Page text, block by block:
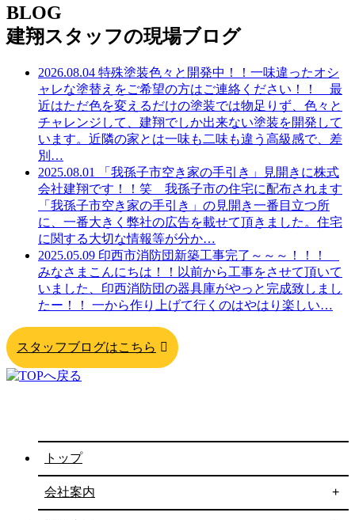
BLOG
建翔スタッフの現場ブログ
2026.08.04 特殊塗装色々と開発中！！一味違ったオシ
ャレな塗替えをご希望の方はご連絡ください！！ 最
近はただ色を変えるだけの塗装では物足りず、色々と
チャレンジして、建翔でしか出来ない塗装を開発して
います。近隣の家とは一味も二味も違う高級感で、差
別 …
2025.08.01
「我孫子市空き家の手引き」見開きに株式
会社建翔です！！笑 我孫子市の住宅に配布されます
「我孫子市空き家の手引き」の見開き一番目立つ所
に、一番大きく弊社の広告を載せて頂きました。住宅
に関する大切な情報等が分か…
2025.05.09 印西市消防団新築工事完了～～～！！！
みなさまこんにちは！！以前から工事をさせて頂いて
いました、印西消防団の器具庫がやっと完成致しまし
たー！！ 一から作り上げて行くのはやはり楽しい…
スタッフブログはこちら
トップ
会社案内